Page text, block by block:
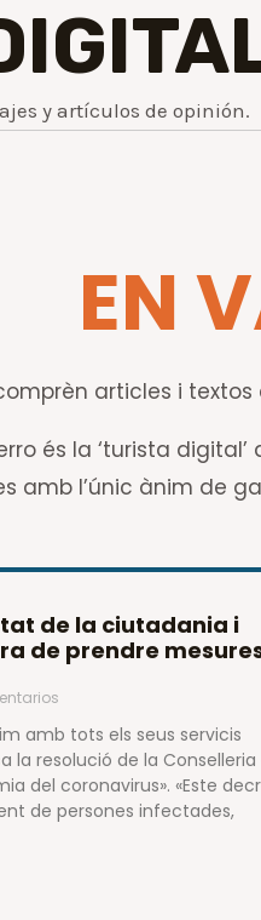
y artículos de opinión.
EN
articles i
és la ‘turista
amb l’únic ànim de
de la ciutadania i
de prendre
amb tots els seus servicis
la resolució de la Conselleria
del coronavirus». «Este
de persones infectades,